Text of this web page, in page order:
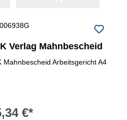
Verlag Mahnbescheid
Mahnbescheid Arbeitsgericht A4
€*